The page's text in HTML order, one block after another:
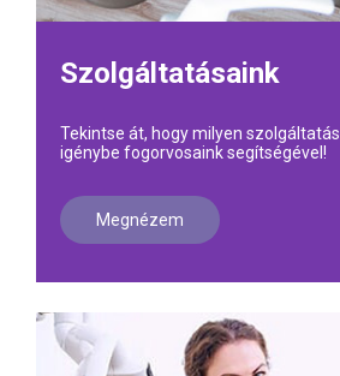
Szolgáltatásaink
Tekintse át, hogy milyen
igénybe fogorvosaink segítségével!
Megnézem